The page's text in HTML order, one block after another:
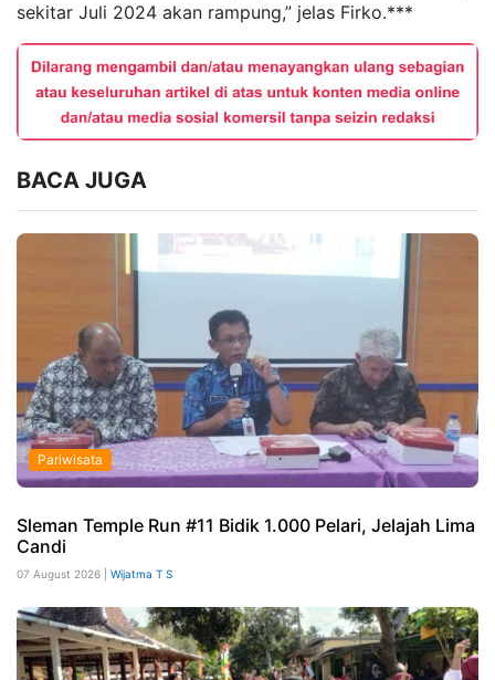
sekitar Juli 2024 akan rampung,” jelas Firko.***
BACA JUGA
Pariwisata
Sleman Temple Run #11 Bidik 1.000 Pelari, Jelajah Lima
Candi
07 August 2026 | Wijatma T S